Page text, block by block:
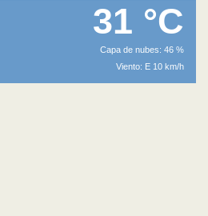
31 °C
Capa de nubes: 46 %
Viento: E 10 km/h